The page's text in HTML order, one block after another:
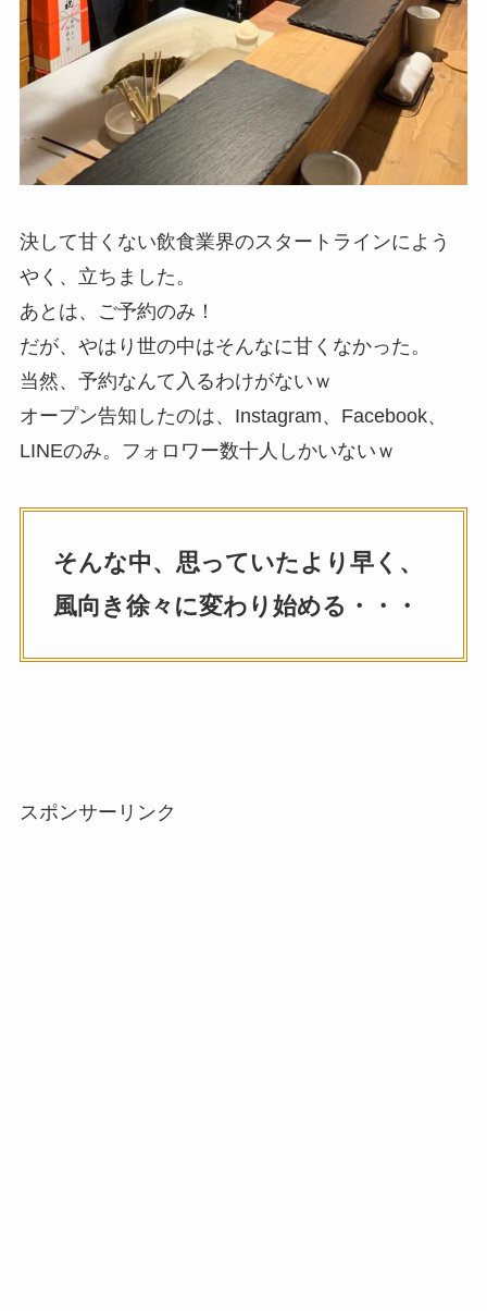
決して甘くない飲食業界のスタートラインによう
やく、立ちました。
あとは、ご予約のみ！
だが、やはり世の中はそんなに甘くなかった。
当然、予約なんて入るわけがないｗ
オープン告知したのは、Instagram、Facebook、
LINEのみ。フォロワー数十人しかいないｗ
そんな中、思っていたより早く、
風向き徐々に変わり始める・・・
スポンサーリンク